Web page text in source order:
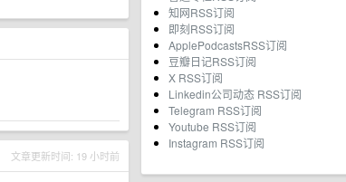
知网RSS订阅
即刻RSS订阅
ApplePodcastsRSS订阅
豆瓣日记RSS订阅
X RSS订阅
Linkedin公司动态 RSS订阅
Telegram RSS订阅
Youtube RSS订阅
Instagram RSS订阅
文章更新时间: 19 小时前